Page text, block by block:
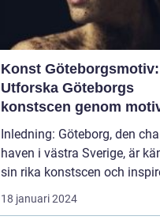
Konst Göteborgsmotiv:
Utforska Göteborgs
konstscen genom
målningar
Inledning: Göteborg, den
haven i västra Sverige, är
sin rika konstscen och
18 januari 2024